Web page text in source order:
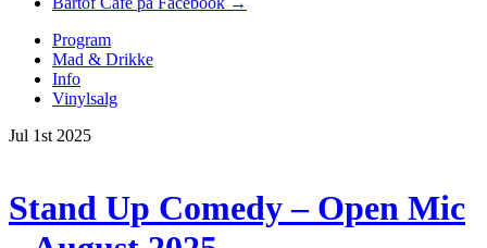
Program
Mad & Drikke
Info
Vinylsalg
Jul 1st 2025
Stand Up Comedy – Open Mic